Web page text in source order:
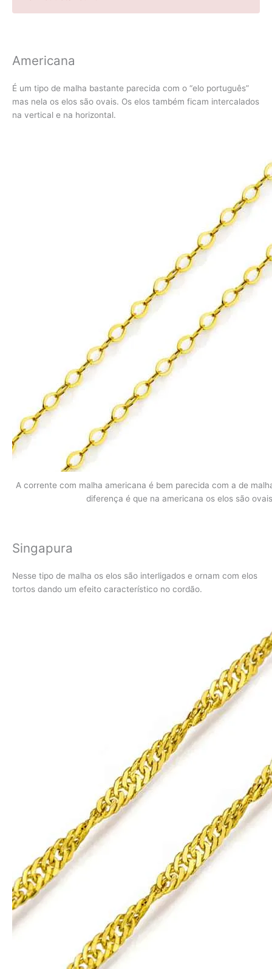
Americana
É um tipo de malha bastante parecida com o “elo português”
mas nela os elos são ovais. Os elos também ficam intercalados
na vertical e na horizontal.
A corrente com malha americana é bem parecida com a de
diferença é que na americana os elos são
Singapura
Nesse tipo de malha os elos são interligados e ornam com elos
tortos dando um efeito característico no cordão.